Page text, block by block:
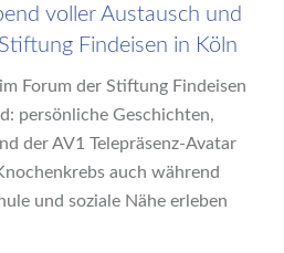
voller Austausch und
Findeisen in Köln
Forum der Stiftung Findeisen
persönliche Geschichten,
der AV1 Telepräsenz-Avatar
auch während
und soziale Nähe erleben